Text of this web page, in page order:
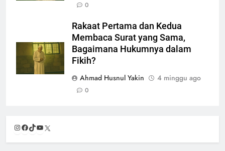
0
Rakaat Pertama dan Kedua
Membaca Surat yang Sama,
Bagaimana Hukumnya dalam
Fikih?
Ahmad Husnul Yakin
4 minggu ago
0
Instagram
Facebook
TikTok
YouTube